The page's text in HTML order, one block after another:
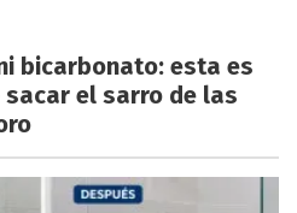
bicarbonato: esta es
sacar el sarro de las